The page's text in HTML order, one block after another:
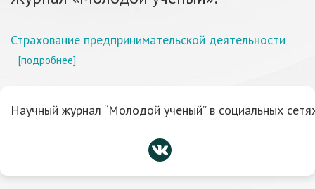
Страхование предпринимательской деятельности
[подробнее]
Научный журнал “Молодой ученый” в социальных